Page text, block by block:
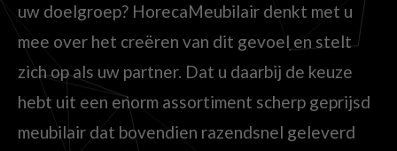
uw doelgroep? HorecaMeubilair denkt met u
mee over het creëren van dit gevoel en stelt
zich op als uw partner. Dat u daarbij de keuze
hebt uit een enorm assortiment scherp geprijsd
meubilair dat bovendien razendsnel geleverd